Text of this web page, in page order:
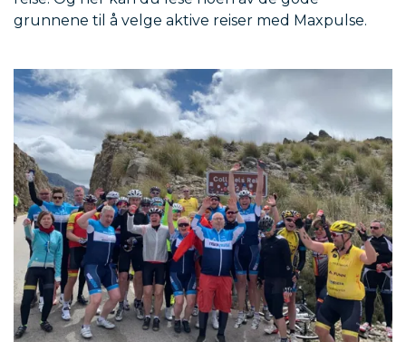
grunnene til å velge aktive reiser med Maxpulse.